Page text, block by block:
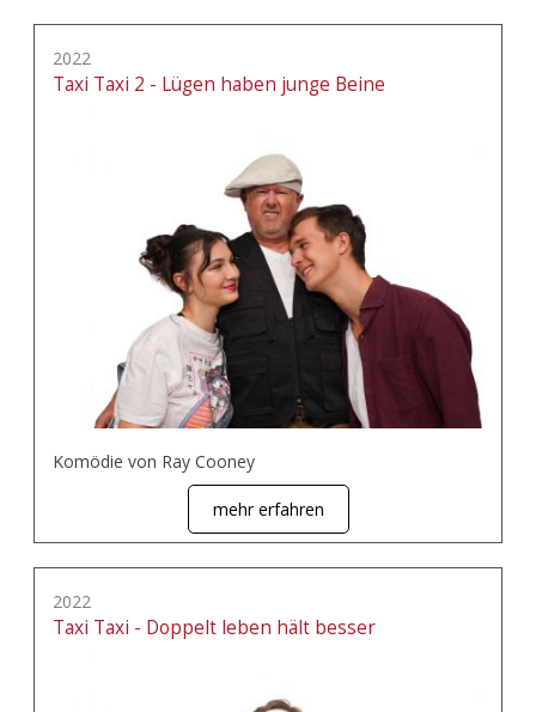
2022
Taxi Taxi 2 - Lügen haben junge Beine
Komödie von Ray Cooney
mehr erfahren
2022
Taxi Taxi - Doppelt leben hält besser